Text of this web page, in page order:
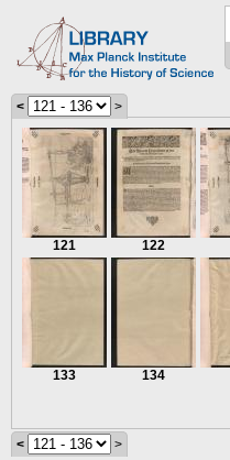
< >
121 122
133 134
< >